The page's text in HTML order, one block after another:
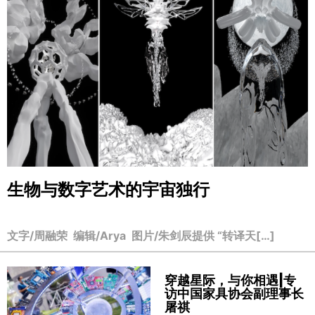
生物与数字艺术的宇宙独行
文字/周融荣 编辑/Arya 图片/朱剑辰提供 “转译天[…]
穿越星际，与你相遇|专
访中国家具协会副理事长
屠祺